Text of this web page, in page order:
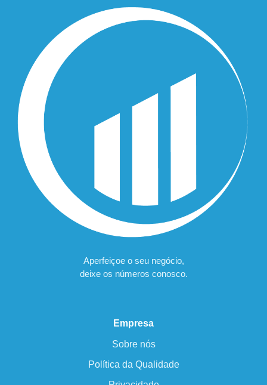
Aperfeiçoe o seu negócio,
deixe os números conosco.
Empresa
Sobre nós
Política da Qualidade